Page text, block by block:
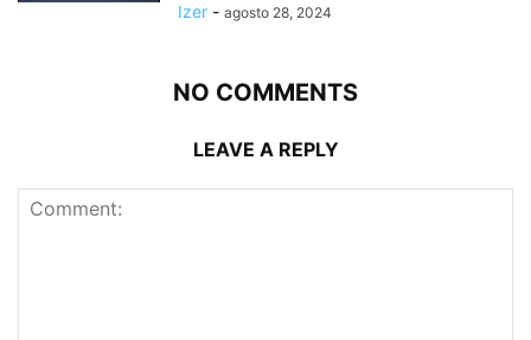
Izer - agosto 28, 2024
NO COMMENTS
LEAVE A REPLY